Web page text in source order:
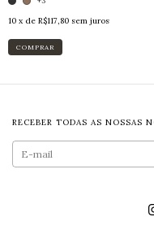
10 x de R$117,80 sem juros
COMPRAR
RECEBER TODAS AS NOSSAS